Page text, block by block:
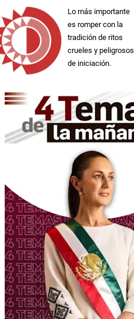
Lo más importante
es romper con la
tradición de ritos
crueles y peligrosos
de iniciación.